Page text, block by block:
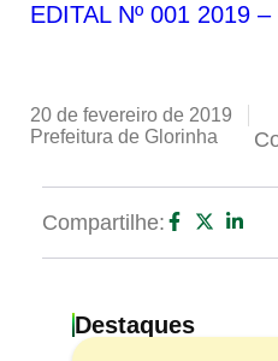
EDITAL Nº 001 2019
20 de fevereiro de 2019
Prefeitura de Glorinha
Compartilhe:
Destaques